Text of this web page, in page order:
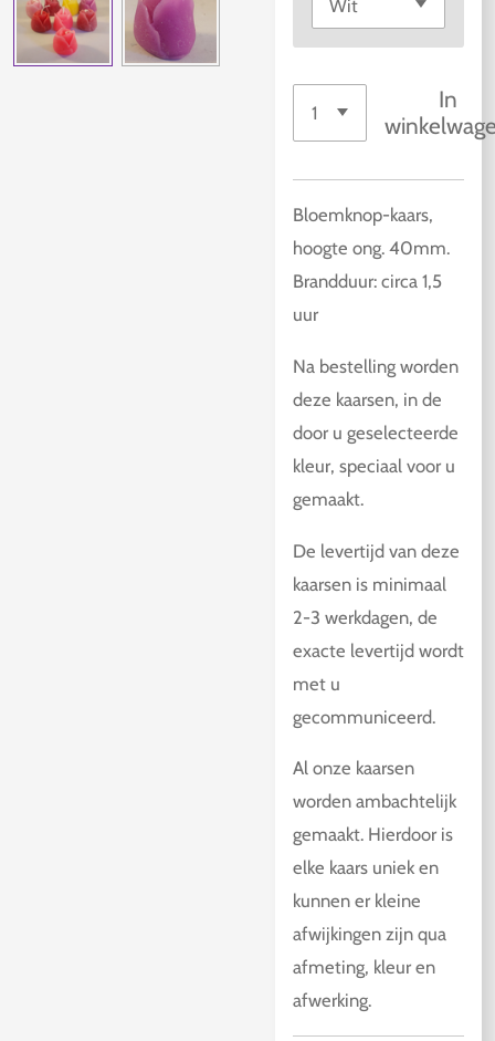
In
Bloemknop-kaars,
hoogte ong. 40mm.
Brandduur: circa 1,5
uur
Na bestelling worden
deze kaarsen, in de
door u geselecteerde
kleur, speciaal voor u
gemaakt.
De levertijd van deze
kaarsen is minimaal
2-3 werkdagen, de
exacte levertijd wordt
met u
gecommuniceerd.
Al onze kaarsen
worden ambachtelijk
gemaakt. Hierdoor is
elke kaars uniek en
kunnen er kleine
afwijkingen zijn qua
afmeting, kleur en
afwerking.